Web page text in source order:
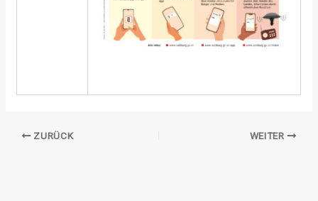
ZURÜCK WEITER